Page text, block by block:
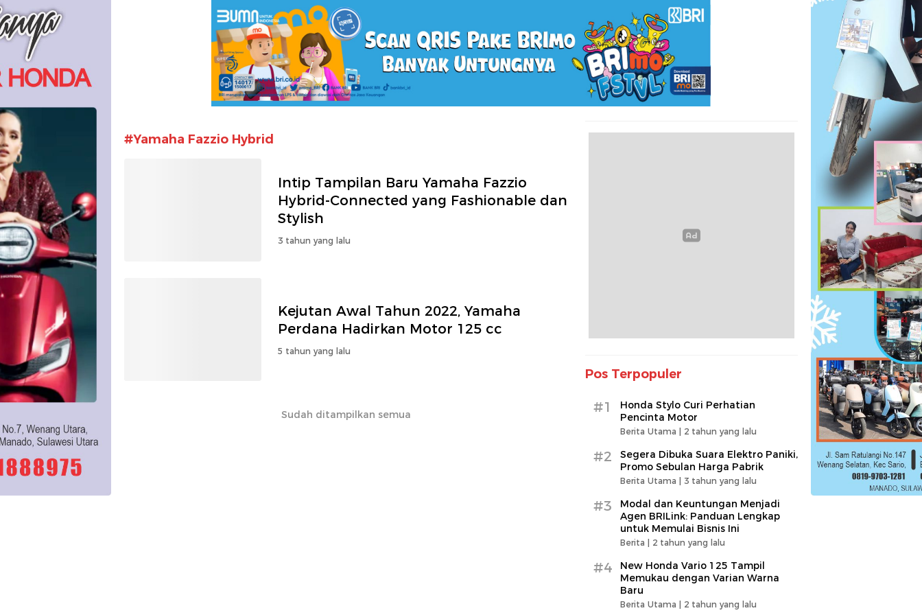
#Yamaha Fazzio Hybrid
Intip Tampilan Baru Yamaha Fazzio
Hybrid-Connected yang Fashionable dan
Stylish
3 tahun yang lalu
Kejutan Awal Tahun 2022, Yamaha
Perdana Hadirkan Motor 125 cc
5 tahun yang lalu
Sudah ditampilkan semua
Pos Terpopuler
#1
Honda Stylo Curi Perhatian
Pencinta Motor
Berita Utama | 2 tahun yang lalu
#2
Segera Dibuka Suara Elektro Paniki,
Promo Sebulan Harga Pabrik
Berita Utama | 3 tahun yang lalu
#3
Modal dan Keuntungan Menjadi
Agen BRILink: Panduan Lengkap
untuk Memulai Bisnis Ini
Berita | 2 tahun yang lalu
#4
New Honda Vario 125 Tampil
Memukau dengan Varian Warna
Baru
Berita Utama | 2 tahun yang lalu